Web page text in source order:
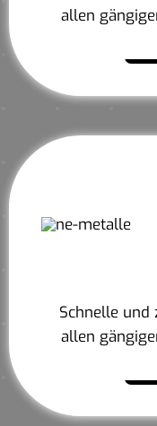
allen
Schnelle und
allen